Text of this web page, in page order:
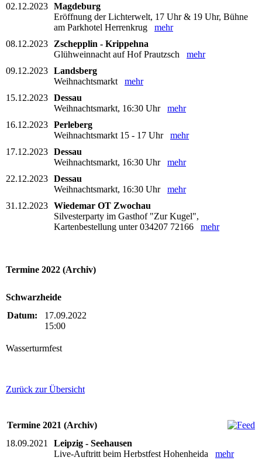
02.12.2023 Magdeburg
Eröffnung der Lichterwelt, 17 Uhr & 19 Uhr, Bühne
am Parkhotel Herrenkrug mehr
08.12.2023
Zschepplin - Krippehna
Glühweinnacht auf Hof Prautzsch mehr
09.12.2023 Landsberg
Weihnachtsmarkt mehr
15.12.2023 Dessau
Weihnachtsmarkt, 16:30 Uhr mehr
16.12.2023 Perleberg
Weihnachtsmarkt 15 - 17 Uhr mehr
17.12.2023 Dessau
Weihnachtsmarkt, 16:30 Uhr mehr
22.12.2023 Dessau
Weihnachtsmarkt, 16:30 Uhr mehr
31.12.2023 Wiedemar OT Zwochau
Silvesterparty im Gasthof "Zur Kugel",
Kartenbestellung unter 034207 72166 mehr
Termine 2022 (Archiv)
Schwarzheide
Datum:
17.09.2022
15:00
Wasserturmfest
Zurück zur Übersicht
Termine 2021 (Archiv)
18.09.2021
Leipzig - Seehausen
Live-Auftritt beim Herbstfest Hohenheida mehr